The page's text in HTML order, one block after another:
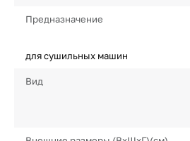
Предназначение
для сушильных машин
Вид